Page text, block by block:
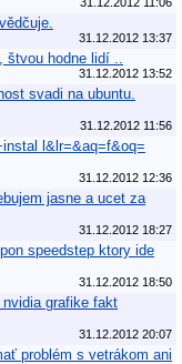
31.12.2012 13:37
hodne lidí ..
31.12.2012 13:52
svadi na ubuntu.
31.12.2012 11:56
l&lr=&aq=f&oq=
31.12.2012 12:36
jasne a ucet za
31.12.2012 18:27
speedstep ktory ide
31.12.2012 18:50
grafike fakt
31.12.2012 20:07
problém s vetrákom ani